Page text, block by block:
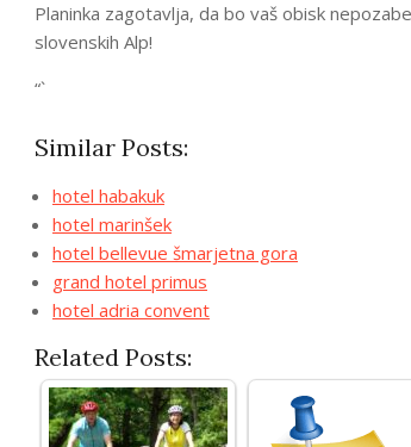
Planinka zagotavlja, da bo vaš obisk
slovenskih Alp!
“`
Similar Posts:
hotel habakuk
hotel marinšek
hotel bellevue šmarjetna gora
grand hotel primus
hotel adria convent
Related Posts: